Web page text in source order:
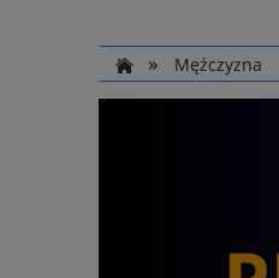
»
Mężczyzna